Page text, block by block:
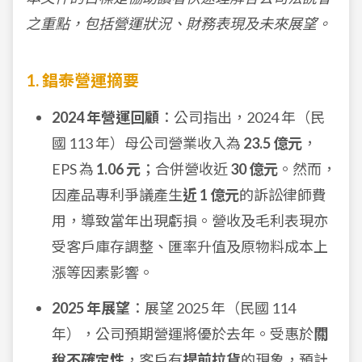
之重點，包括營運狀況、財務表現及未來展望。
1. 錩泰營運摘要
2024 年營運回顧 ：公司指出，2024 年（民
國 113 年）母公司營業收入為 23.5 億元 ，
EPS 為 1.06 元 ；合併營收近30 億元 。然而，
因產品專利爭議產生近 1 億元的訴訟律師費
用，導致當年出現虧損。營收及毛利表現亦
受客戶庫存調整、匯率升值及原物料成本上
漲等因素影響。
2025 年展望 ：展望 2025 年（民國 114
年），公司預期營運將優於去年。受惠於關